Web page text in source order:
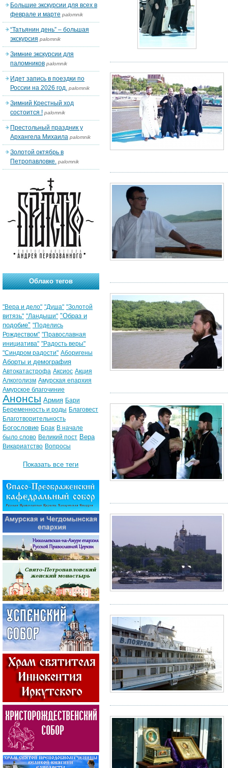
Большие экскурсии для всех в
феврале и марте palomnik
“Татьянин день” – большая
экскурсия palomnik
Зимние экскурсии для
паломников palomnik
Идет запись в поездки по
России на 2026 год. palomnik
Зимний Крестный ход
состоится ! palomnik
Престольный праздник у
Архангела Михаила palomnik
Золотой октябрь в
Петропавловке. palomnik
Облако тегов
"Вера и дело" "Душа" "Золотой
витязь" "Ландыши" "Образ и
подобие" "Поделись
Рождеством" "Православная
инициатива" "Радость веры"
"Синдром радости" Аборигены
Аборты и демография
Автокатастрофа Аксиос Акция
Алкоголизм Амурская епархия
Амурское благочиние
Анонсы Армия Бари
Беременность и роды Благовест
Благотворительность
Богословие Брак В начале
было слово Великий пост Вера
Викариатство Вопросы
Показать все теги